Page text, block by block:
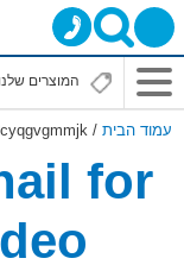
תפריט
ראשי
עמוד הבית / Video thumbnail for youtube video 2cyqgvgmmjk
for